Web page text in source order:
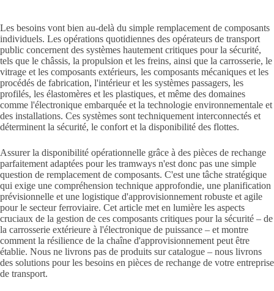
Les besoins vont bien au-delà du simple remplacement de composants
individuels. Les opérations quotidiennes des opérateurs de transport
public concernent des systèmes hautement critiques pour la sécurité,
tels que le châssis, la propulsion et les freins, ainsi que la carrosserie, le
vitrage et les composants extérieurs, les composants mécaniques et les
procédés de fabrication, l'intérieur et les systèmes passagers, les
profilés, les élastomères et les plastiques, et même des domaines
comme l'électronique embarquée et la technologie environnementale et
des installations. Ces systèmes sont techniquement interconnectés et
déterminent la sécurité, le confort et la disponibilité des flottes.
Assurer la disponibilité opérationnelle grâce à des pièces de rechange
parfaitement adaptées pour les tramways n'est donc pas une simple
question de remplacement de composants. C'est une tâche stratégique
qui exige une compréhension technique approfondie, une planification
prévisionnelle et une logistique d'approvisionnement robuste et agile
pour le secteur ferroviaire. Cet article met en lumière les aspects
cruciaux de la gestion de ces composants critiques pour la sécurité – de
la carrosserie extérieure à l'électronique de puissance – et montre
comment la résilience de la chaîne d'approvisionnement peut être
établie. Nous ne livrons pas de produits sur catalogue – nous livrons
des solutions pour les besoins en pièces de rechange de votre entreprise
de transport.